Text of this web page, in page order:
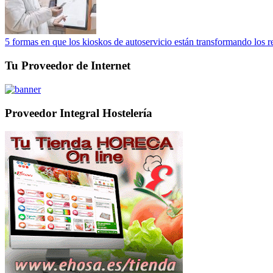
5 formas en que los kioskos de autoservicio están transformando los
Tu Proveedor de Internet
Proveedor Integral Hostelería